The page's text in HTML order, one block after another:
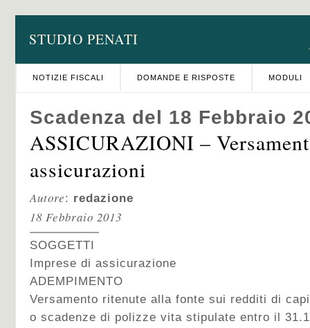
STUDIO PENATI
NOTIZIE FISCALI DOMANDE E RISPOSTE MODULI
Scadenza del 18 Febbraio
ASSICURAZIONI –
assicurazioni
Autore: redazione
18 Febbraio 2013
SOGGETTI
Imprese di assicurazione
ADEMPIMENTO
Versamento ritenute alla fonte sui redditi di
o scadenze di polizze vita stipulate entro il